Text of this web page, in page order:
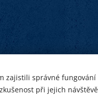
zajistili správné
při jejich